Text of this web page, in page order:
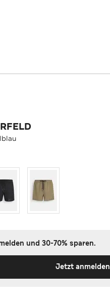
und 30-70% sparen.
Jetzt anmelden